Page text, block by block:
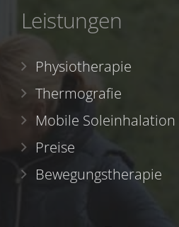
Leistungen
Physiotherapie
Thermografie
Mobile Soleinhalation
Preise
Bewegungstherapie